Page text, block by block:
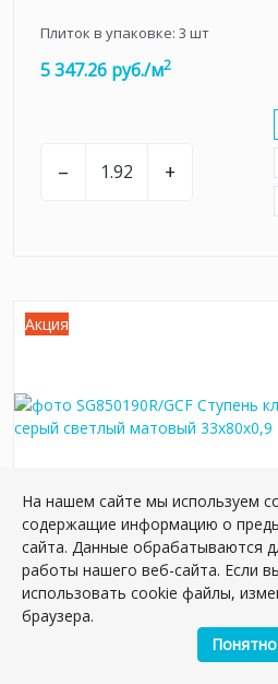
Плиток в упаковке: 3 шт
5 347.26 руб./м2
– +
Акция
SG850190R/GCF Ступень
Тиберио серый светлый
Артикул:
На нашем сайте мы используем
содержащие информацию о
сайта. Данные обрабатываются
работы нашего веб-сайта. Если
использовать cookie файлы,
браузера.
Понятно